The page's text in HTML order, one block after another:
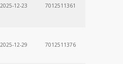
2025-12-23 7012511361
2025-12-29 7012511376